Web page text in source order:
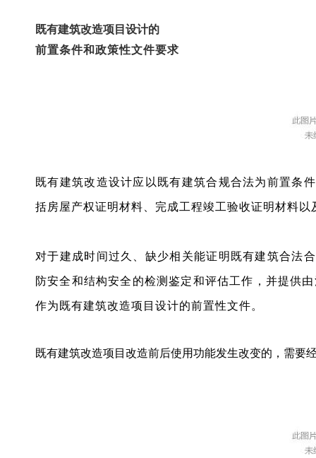
既有建筑改造项目设计的
前置条件和政策性文件要求
既有建筑改造设计应以既有建筑合规合法为前置条
括房屋产权证明材料、完成工程竣工验收证明材料
对于建成时间过久、缺少相关能证明既有建筑合法
防安全和结构安全的检测鉴定和评估工作，并提供
作为既有建筑改造项目设计的前置性文件。
既有建筑改造项目改造前后使用功能发生改变的，需要